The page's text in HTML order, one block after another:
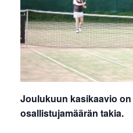
Joulukuun kasikaavio
osallistujamäärän takia.